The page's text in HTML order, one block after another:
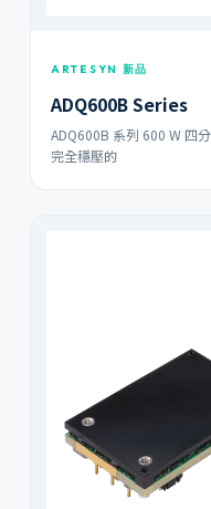
ARTESYN 新品
ADQ600B Series
ADQ600B 系列 600 W 四
完全穩壓的